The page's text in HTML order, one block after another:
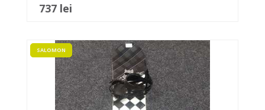
737 lei
SALOMON